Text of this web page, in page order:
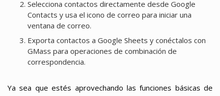
Selecciona contactos directamente desde Google
Contacts y usa el icono de correo para iniciar una
ventana de correo.
Exporta contactos a Google Sheets y conéctalos con
GMass para operaciones de combinación de
correspondencia.
Ya sea que estés aprovechando las funciones básicas de